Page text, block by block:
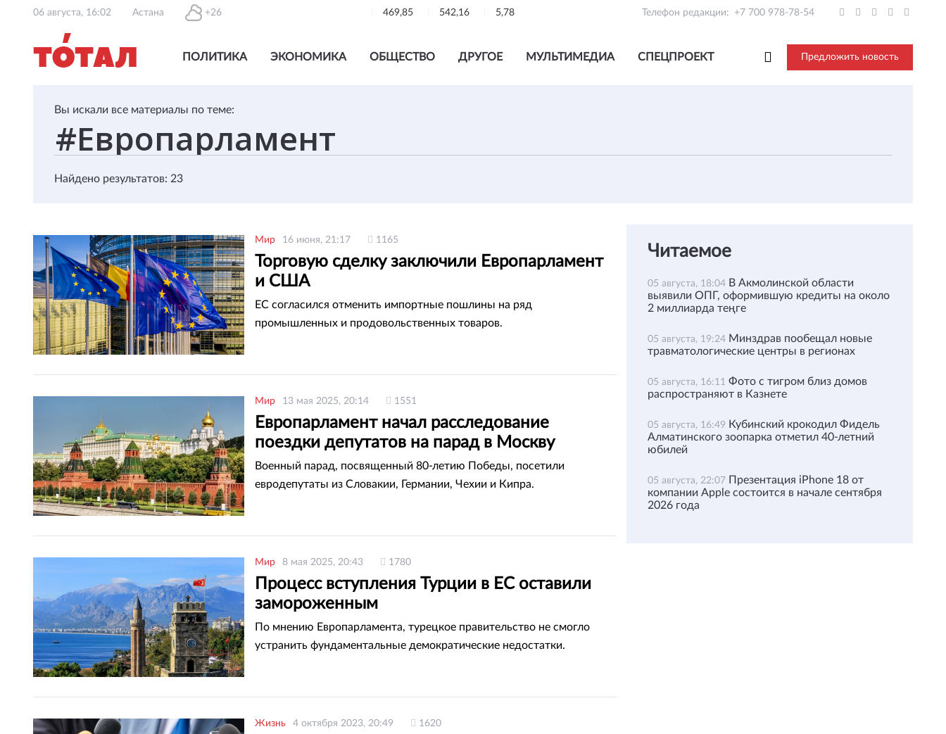
06 августа, 16:02 Астана +26 469,85 542,16 5,78 Телефон редакции: +7 700 978-78-54
ПОЛИТИКА ЭКОНОМИКА ОБЩЕСТВО ДРУГОЕ МУЛЬТИМЕДИА СПЕЦПРОЕКТ Предложить новость
Вы искали все материалы по теме:
Найдено результатов: 23
Мир 16 июня, 21:17 1165
Торговую сделку заключили Европарламент
и США
ЕС согласился отменить импортные пошлины на ряд
промышленных и продовольственных товаров.
Мир 13 мая 2025, 20:14 1551
Европарламент начал расследование
поездки депутатов на парад в Москву
Военный парад, посвященный 80-летию Победы, посетили
евродепутаты из Словакии, Германии, Чехии и Кипра.
Мир 8 мая 2025, 20:43 1780
Процесс вступления Турции в ЕС оставили
замороженным
По мнению Европарламента, турецкое правительство не смогло
устранить фундаментальные демократические недостатки.
Жизнь 4 октября 2023, 20:49 1620
Читаемое
05 августа, 18:04 В Акмолинской области
выявили ОПГ, оформившую кредиты на около
2 миллиарда теңге
05 августа, 19:24 Минздрав пообещал новые
травматологические центры в регионах
05 августа, 16:11 Фото с тигром близ домов
распространяют в Казнете
05 августа, 16:49 Кубинский крокодил Фидель
Алматинского зоопарка отметил 40-летний
юбилей
05 августа, 22:07 Презентация iPhone 18 от
компании Apple состоится в начале сентября
2026 года